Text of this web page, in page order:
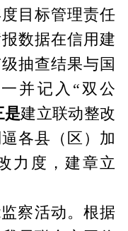
目标管理责任
数据在信用建
抽查结果与国
并记入“双公
是建立联动整改
各县（区）加
力度，建章立
察活动。 根据